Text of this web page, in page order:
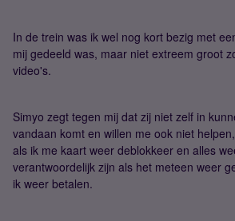
In de trein was ik wel nog kort bezig met
mij gedeeld was, maar niet extreem groot
video's.
Simyo zegt tegen mij dat zij niet zelf in
vandaan komt en willen me ook niet
als ik me kaart weer deblokkeer en alles
verantwoordelijk zijn als het meteen weer
ik weer betalen.